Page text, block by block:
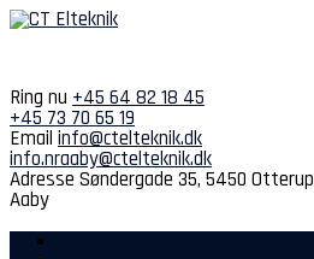
Spring
Ring nu +45 64 82 18 45
+45 73 70 65 19
Email info@ctelteknik.dk
info.nraaby@ctelteknik.dk
Adresse Søndergade 35, 5450 Otterup
Aaby